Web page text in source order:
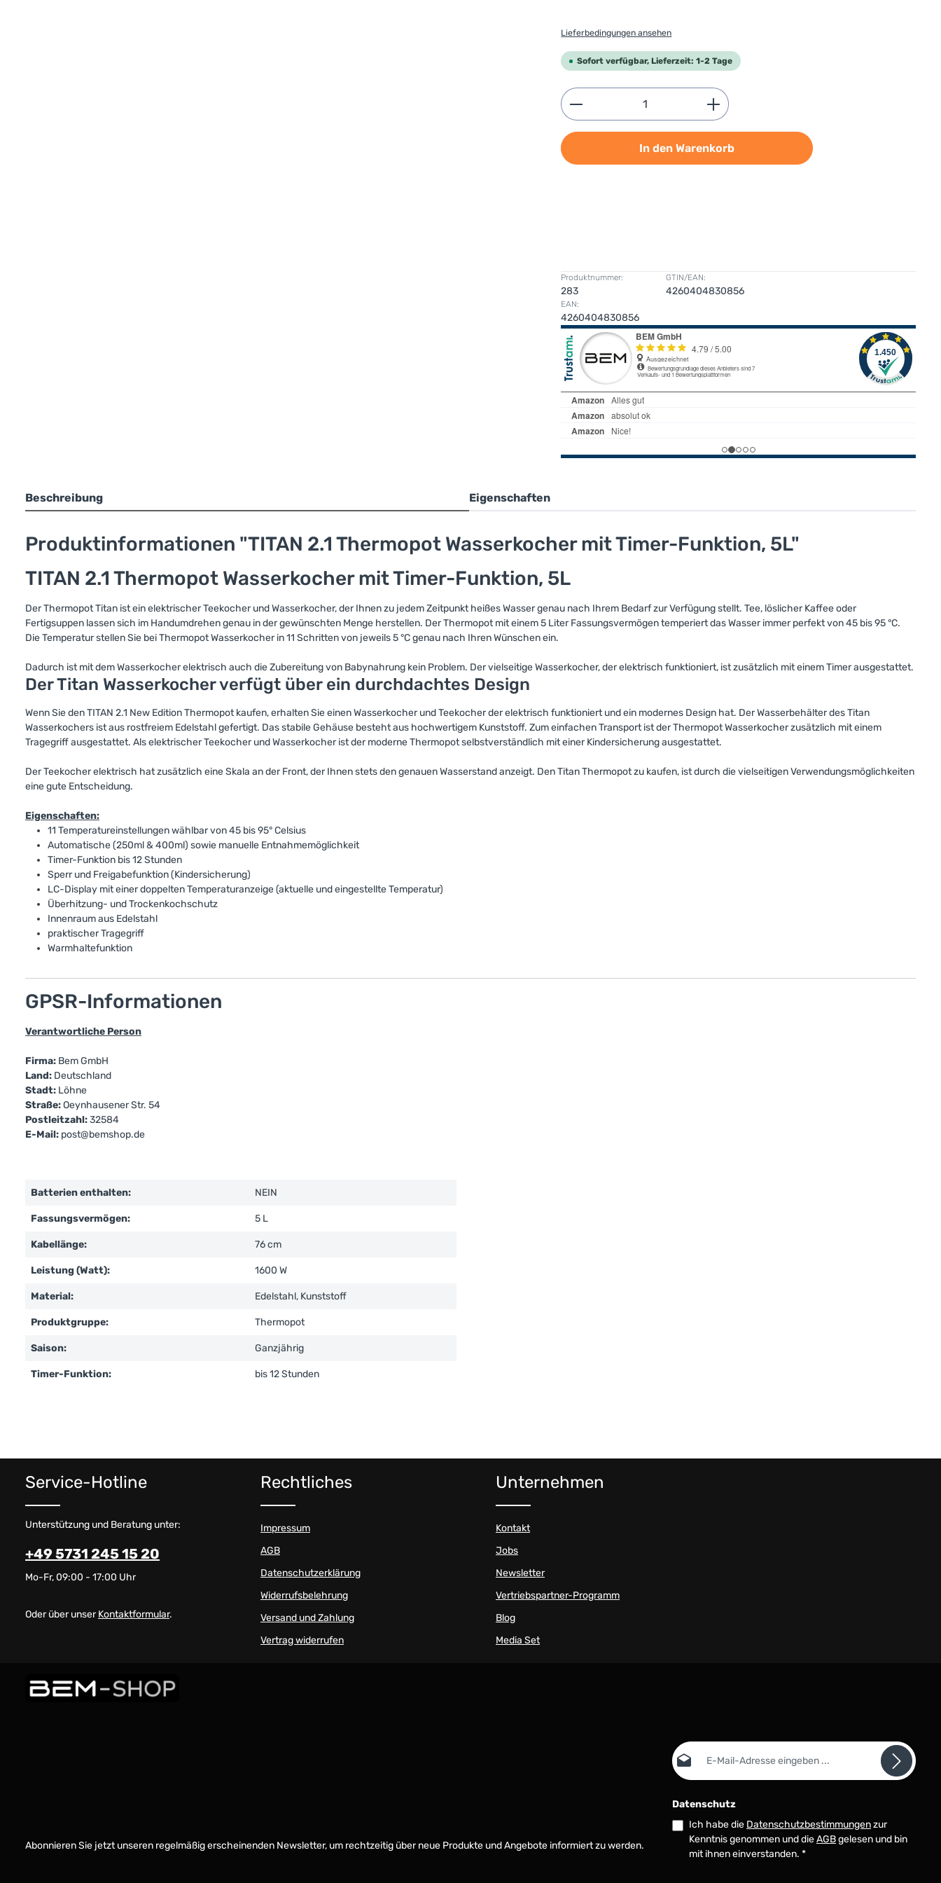
Lieferbedingungen ansehen
Sofort verfügbar, Lieferzeit: 1-2 Tage
Produkt Anzahl: Gib den gewünschten Wert ein
In den Warenkorb
Produktnummer:
283
GTIN/EAN:
4260404830856
EAN:
4260404830856
Beschreibung Eigenschaften
Produktinformationen "TITAN 2.1 Thermopot Wasserkocher mit Timer-Funktion, 5L"
TITAN 2.1 Thermopot Wasserkocher mit Timer-Funktion, 5L
Der Thermopot Titan ist ein elektrischer Teekocher und Wasserkocher, der Ihnen zu jedem Zeitpunkt heißes Wasser genau nach Ihrem Bedarf zur Verfügung stellt. Tee, löslicher Kaffee oder
Fertigsuppen lassen sich im Handumdrehen genau in der gewünschten Menge herstellen. Der Thermopot mit einem 5 Liter Fassungsvermögen temperiert das Wasser immer perfekt von 45 bis 95 °C.
Die Temperatur stellen Sie bei Thermopot Wasserkocher in 11 Schritten von jeweils 5 °C genau nach Ihren Wünschen ein.
Dadurch ist mit dem Wasserkocher elektrisch auch die Zubereitung von Babynahrung kein Problem. Der vielseitige Wasserkocher, der elektrisch funktioniert, ist zusätzlich mit einem Timer ausgestattet.
Der Titan Wasserkocher verfügt über ein durchdachtes Design
Wenn Sie den TITAN 2.1 New Edition Thermopot kaufen, erhalten Sie einen Wasserkocher und Teekocher der elektrisch funktioniert und ein modernes Design hat. Der Wasserbehälter des Titan
Wasserkochers ist aus rostfreiem Edelstahl gefertigt. Das stabile Gehäuse besteht aus hochwertigem Kunststoff. Zum einfachen Transport ist der Thermopot Wasserkocher zusätzlich mit einem
Tragegriff ausgestattet. Als elektrischer Teekocher und Wasserkocher ist der moderne Thermopot selbstverständlich mit einer Kindersicherung ausgestattet.
Der Teekocher elektrisch hat zusätzlich eine Skala an der Front, der Ihnen stets den genauen Wasserstand anzeigt. Den Titan Thermopot zu kaufen, ist durch die vielseitigen Verwendungsmöglichkeiten
eine gute Entscheidung.
Eigenschaften:
11 Temperatureinstellungen wählbar von 45 bis 95° Celsius
Automatische (250ml & 400ml) sowie manuelle Entnahmemöglichkeit
Timer-Funktion bis 12 Stunden
Sperr und Freigabefunktion (Kindersicherung)
LC-Display mit einer doppelten Temperaturanzeige (aktuelle und eingestellte Temperatur)
Überhitzung- und Trockenkochschutz
Innenraum aus Edelstahl
praktischer Tragegriff
Warmhaltefunktion
GPSR-Informationen
Verantwortliche Person
Firma: Bem GmbH
Land: Deutschland
Stadt: Löhne
Straße:Oeynhausener Str. 54
Postleitzahl:32584
E-Mail: post@bemshop.de
Batterien enthalten: NEIN
Fassungsvermögen: 5 L
Kabellänge: 76 cm
Leistung (Watt): 1600 W
Material: Edelstahl, Kunststoff
Produktgruppe: Thermopot
Saison: Ganzjährig
Timer-Funktion: bis 12 Stunden
Service-Hotline
Unterstützung und Beratung unter:
+49 5731 245 15 20
Mo-Fr, 09:00 - 17:00 Uhr
Oder über unserKontaktformular.
Rechtliches
Impressum
AGB
Datenschutzerklärung
Widerrufsbelehrung
Versand und Zahlung
Vertrag widerrufen
Unternehmen
Kontakt
Jobs
Newsletter
Vertriebspartner-Programm
Blog
Media Set
Abonnieren Sie jetzt unseren regelmäßig erscheinenden Newsletter, um rechtzeitig über neue Produkte und Angebote informiert zu werden.
E-Mail-Adresse*
Datenschutz
Ich habe die Datenschutzbestimmungenzur
Kenntnis genommen und dieAGBgelesen und bin
mit ihnen einverstanden. *